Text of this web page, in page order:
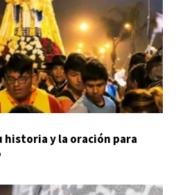
historia y la oración para